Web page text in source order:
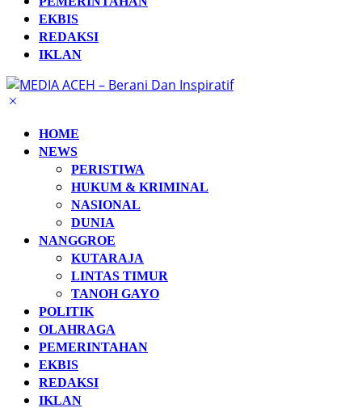
EKBIS
REDAKSI
IKLAN
HOME
NEWS
PERISTIWA
HUKUM & KRIMINAL
NASIONAL
DUNIA
NANGGROE
KUTARAJA
LINTAS TIMUR
TANOH GAYO
POLITIK
OLAHRAGA
PEMERINTAHAN
EKBIS
REDAKSI
IKLAN